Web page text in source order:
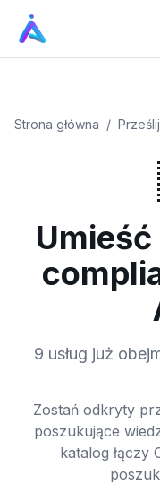
Strona główna / Prześlij
Umieść
9 usług już
Zostań odkryty
poszukujące
katalog łączy